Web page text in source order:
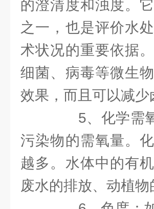
的澄清度和浊度。
之一，也是评价水
术状况的重要依据
细菌、病毒等微生
效果，而且可以减
5、化学需氧
污染物的需氧量。
越多。水体中的有
废水的排放、动植